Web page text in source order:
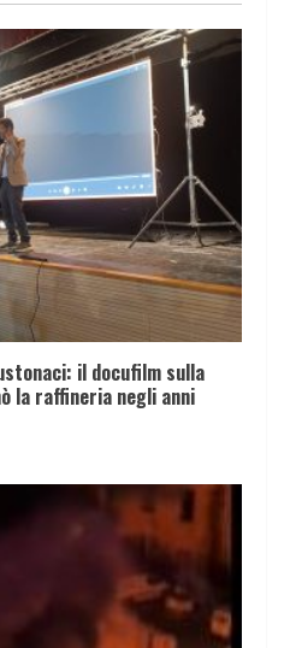
il docufilm sulla
la raffineria negli anni